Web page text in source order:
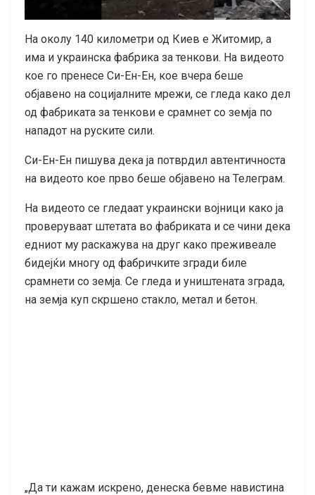
На околу 140 километри од Киев е Житомир, а
има и украинска фабрика за тенкови. На видеото
кое го пренесе Си-Ен-Ен, кое вчера беше
објавено на социјалните мрежи, се гледа како дел
од фабриката за тенкови е срамнет со земја по
нападот на руските сили.
Си-Ен-Ен пишува дека ја потврдил автентичноста
на видеото кое прво беше објавено на Телеграм.
На видеото се гледаат украински војници како ја
проверуваат штетата во фабриката и се чини дека
едниот му раскажува на друг како преживеале
бидејќи многу од фабричките згради биле
срамнети со земја. Се гледа и уништената зграда,
на земја куп скршено стакло, метал и бетон.
„Да ти кажам искрено, денеска бевме навистина